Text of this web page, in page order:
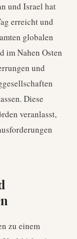
und Israel hat
erreicht und
globalen
im Nahen Osten
und
Diese
veranlasst,
zu einem